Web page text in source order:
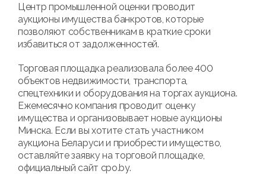
Центр промышленной оценки проводит
аукционы имущества банкротов, которые
позволяют собственникам в краткие сроки
избавиться от задолженностей.
Торговая площадка реализовала более 400
объектов недвижимости, транспорта,
спецтехники и оборудования на торгах аукциона.
Ежемесячно компания проводит оценку
имущества и организовывает новые аукционы
Минска. Если вы хотите стать участником
аукциона Беларуси и приобрести имущество,
оставляйте заявку на торговой площадке,
официальный сайт cpo.by.